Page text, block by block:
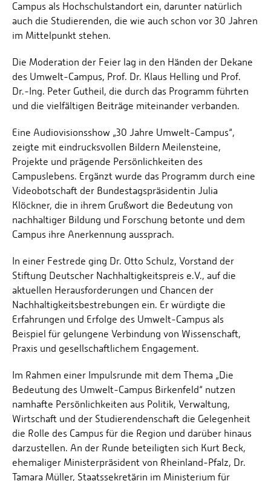
Campus als Hochschulstandort ein, darunter natürlich
auch die Studierenden, die wie auch schon vor 30 Jahren
im Mittelpunkt stehen.
Die Moderation der Feier lag in den Händen der Dekane
des Umwelt-Campus, Prof. Dr. Klaus Helling und Prof.
Dr.-Ing. Peter Gutheil, die durch das Programm führten
und die vielfältigen Beiträge miteinander verbanden.
Eine Audiovisionsshow „30 Jahre Umwelt-Campus“,
zeigte mit eindrucksvollen Bildern Meilensteine,
Projekte und prägende Persönlichkeiten des
Campuslebens. Ergänzt wurde das Programm durch eine
Videobotschaft der Bundestagspräsidentin Julia
Klöckner, die in ihrem Grußwort die Bedeutung von
nachhaltiger Bildung und Forschung betonte und dem
Campus ihre Anerkennung aussprach.
In einer Festrede ging Dr. Otto Schulz, Vorstand der
Stiftung Deutscher Nachhaltigkeitspreis e.V., auf die
aktuellen Herausforderungen und Chancen der
Nachhaltigkeitsbestrebungen ein. Er würdigte die
Erfahrungen und Erfolge des Umwelt-Campus als
Beispiel für gelungene Verbindung von Wissenschaft,
Praxis und gesellschaftlichem Engagement.
Im Rahmen einer Impulsrunde mit dem Thema „Die
Bedeutung des Umwelt-Campus Birkenfeld“ nutzen
namhafte Persönlichkeiten aus Politik, Verwaltung,
Wirtschaft und der Studierendenschaft die Gelegenheit
die Rolle des Campus für die Region und darüber hinaus
darzustellen. An der Runde beteiligten sich Kurt Beck,
ehemaliger Ministerpräsident von Rheinland-Pfalz, Dr.
Tamara Müller, Staatssekretärin im Ministerium für